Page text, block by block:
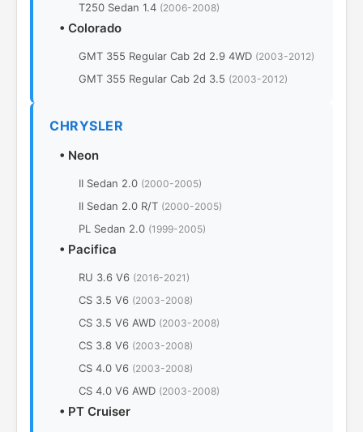
T250 Sedan 1.4 (2006-2008)
• Colorado
GMT 355 Regular Cab 2d 2.9 4WD (2003-2012)
GMT 355 Regular Cab 2d 3.5 (2003-2012)
CHRYSLER
• Neon
II Sedan 2.0 (2000-2005)
II Sedan 2.0 R/T (2000-2005)
PL Sedan 2.0 (1999-2005)
• Pacifica
RU 3.6 V6 (2016-2021)
CS 3.5 V6 (2003-2008)
CS 3.5 V6 AWD (2003-2008)
CS 3.8 V6 (2003-2008)
CS 4.0 V6 (2003-2008)
CS 4.0 V6 AWD (2003-2008)
• PT Cruiser